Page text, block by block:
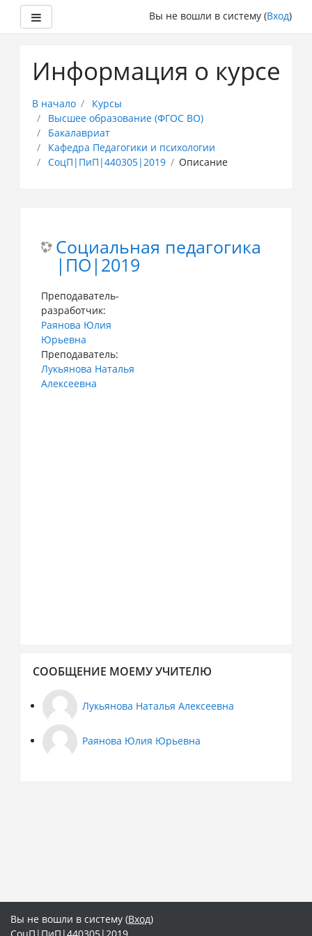
основному
Вы не вошли в систему (Вход)
Информация о курсе
В начало
Курсы
Высшее образование (ФГОС ВО)
Бакалавриат
Кафедра Педагогики и психологии
СоцП|ПиП|440305|2019
Описание
Социальная педагогика
|ПО|2019
Преподаватель-
разработчик:
Раянова Юлия
Юрьевна
Преподаватель:
Лукьянова Наталья
Алексеевна
Сообщение
учителю
СООБЩЕНИЕ МОЕМУ УЧИТЕЛЮ
Лукьянова Наталья Алексеевна
Раянова Юлия Юрьевна
Вы не вошли в систему (Вход)